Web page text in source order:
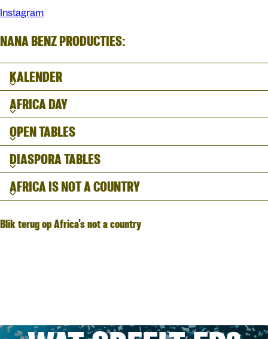
Instagram
NANA BENZ PRODUCTIES:
KALENDER
AFRICA DAY
OPEN TABLES
DIASPORA TABLES
AFRICA IS NOT A COUNTRY
Blik terug op Africa's not a country